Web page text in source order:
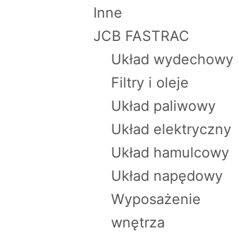
Inne
JCB FASTRAC
Układ wydechowy
Filtry i oleje
Układ paliwowy
Układ elektryczny
Układ hamulcowy
Układ napędowy
Wyposażenie
wnętrza